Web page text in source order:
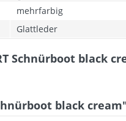
mehrfarbig
Glattleder
Schnürboot black
black